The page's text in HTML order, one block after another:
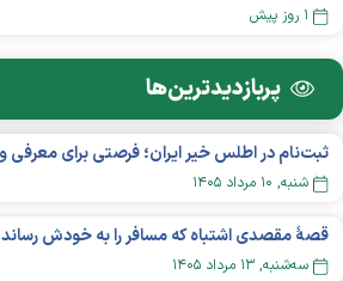
۱ روز پیش
پربازدید‌ترین‌ها
شنبه, ۱۰ مرداد ۱۴۰۵
قصهٔ مقصدی اشتباه که مسافر را به خودش رساند
سه‌شنبه, ۱۳ مرداد ۱۴۰۵